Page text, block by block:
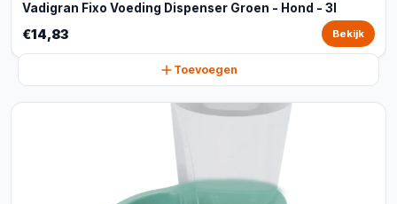
Vadigran Fixo Voeding Dispenser Groen - Hond - 3l
€14,83 Bekijk
Toevoegen